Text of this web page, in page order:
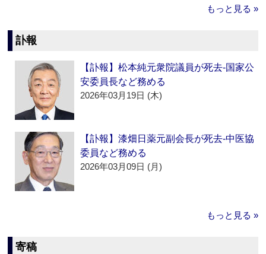
もっと見る »
訃報
【訃報】松本純元衆院議員が死去‐国家公
安委員長など務める
2026年03月19日 (木)
【訃報】漆畑日薬元副会長が死去‐中医協
委員など務める
2026年03月09日 (月)
もっと見る »
寄稿